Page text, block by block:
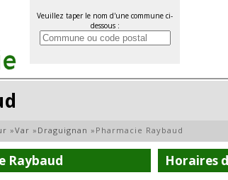
Veuillez taper le nom d'une commune ci-
dessous :
»Var » Draguignan » Pharmacie Raybaud
Raybaud Horaires